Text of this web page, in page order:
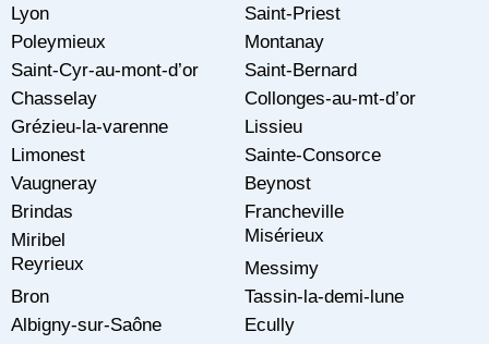
Lyon
Saint-Priest
Poleymieux
Montanay
Saint-Cyr-au-mont-d’or
Saint-Bernard
Chasselay
Collonges-au-mt-d’or
Grézieu-la-varenne
Lissieu
Limonest
Sainte-Consorce
Vaugneray
Beynost
Brindas
Francheville
Miribel
Misérieux
Reyrieux
Messimy
Bron
Tassin-la-demi-lune
Albigny-sur-Saône
Ecully